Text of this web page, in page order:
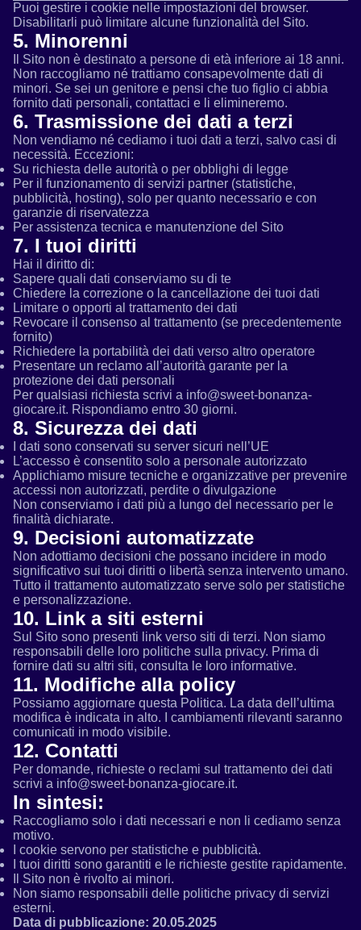
Puoi gestire i cookie nelle impostazioni del browser.
Disabilitarli può limitare alcune funzionalità del Sito.
5. Minorenni
Il Sito non è destinato a persone di età inferiore ai 18 anni.
Non raccogliamo né trattiamo consapevolmente dati di
minori. Se sei un genitore e pensi che tuo figlio ci abbia
fornito dati personali, contattaci e li elimineremo.
6. Trasmissione dei dati a terzi
Non vendiamo né cediamo i tuoi dati a terzi, salvo casi di
necessità. Eccezioni:
Su richiesta delle autorità o per obblighi di legge
Per il funzionamento di servizi partner (statistiche,
pubblicità, hosting), solo per quanto necessario e con
garanzie di riservatezza
Per assistenza tecnica e manutenzione del Sito
7. I tuoi diritti
Hai il diritto di:
Sapere quali dati conserviamo su di te
Chiedere la correzione o la cancellazione dei tuoi dati
Limitare o opporti al trattamento dei dati
Revocare il consenso al trattamento (se precedentemente
fornito)
Richiedere la portabilità dei dati verso altro operatore
Presentare un reclamo all’autorità garante per la
protezione dei dati personali
Per qualsiasi richiesta scrivi a info@sweet-bonanza-
giocare.it. Rispondiamo entro 30 giorni.
8. Sicurezza dei dati
I dati sono conservati su server sicuri nell’UE
L’accesso è consentito solo a personale autorizzato
Applichiamo misure tecniche e organizzative per prevenire
accessi non autorizzati, perdite o divulgazione
Non conserviamo i dati più a lungo del necessario per le
finalità dichiarate.
9. Decisioni automatizzate
Non adottiamo decisioni che possano incidere in modo
significativo sui tuoi diritti o libertà senza intervento umano.
Tutto il trattamento automatizzato serve solo per statistiche
e personalizzazione.
10. Link a siti esterni
Sul Sito sono presenti link verso siti di terzi. Non siamo
responsabili delle loro politiche sulla privacy. Prima di
fornire dati su altri siti, consulta le loro informative.
11. Modifiche alla policy
Possiamo aggiornare questa Politica. La data dell’ultima
modifica è indicata in alto. I cambiamenti rilevanti saranno
comunicati in modo visibile.
12. Contatti
Per domande, richieste o reclami sul trattamento dei dati
scrivi a info@sweet-bonanza-giocare.it.
In sintesi:
Raccogliamo solo i dati necessari e non li cediamo senza
motivo.
I cookie servono per statistiche e pubblicità.
I tuoi diritti sono garantiti e le richieste gestite rapidamente.
Il Sito non è rivolto ai minori.
Non siamo responsabili delle politiche privacy di servizi
esterni.
Data di pubblicazione: 20.05.2025